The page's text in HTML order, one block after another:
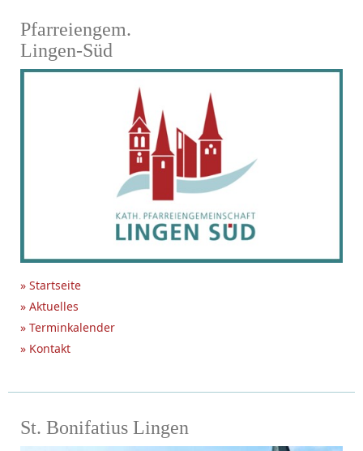
Pfarreiengem.
Lingen-Süd
» Startseite
» Aktuelles
» Terminkalender
» Kontakt
St. Bonifatius Lingen